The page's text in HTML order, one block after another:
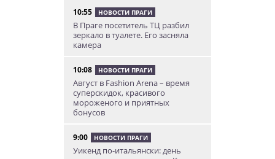
10:55 НОВОСТИ ПРАГИ
В Праге посетитель ТЦ разбил
зеркало в туалете. Его засняла
камера
10:08 НОВОСТИ ПРАГИ
Август в Fashion Arena – время
суперскидок, красивого
мороженого и приятных
бонусов
9:00 НОВОСТИ ПРАГИ
Уикенд по-итальянски: день